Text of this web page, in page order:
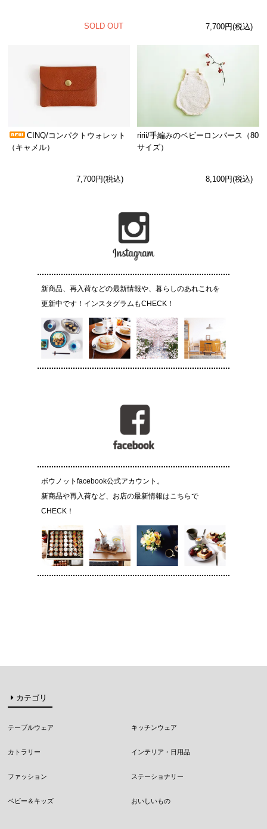
SOLD OUT 7,700円(税込)
CINQ/コンパクトウォレット
（キャメル）
7,700円(税込)
ririi/手編みのベビーロンパース（80
サイズ）
8,100円(税込)
新商品、再入荷などの最新情報や、暮らしのあれこれを
更新中です！インスタグラムもCHECK！
ボウノットfacebook公式アカウント。
新商品や再入荷など、お店の最新情報はこちらで
CHECK！
カテゴリ
テーブルウェア キッチンウェア
カトラリー インテリア・日用品
ファッション ステーショナリー
ベビー＆キッズ おいしいもの